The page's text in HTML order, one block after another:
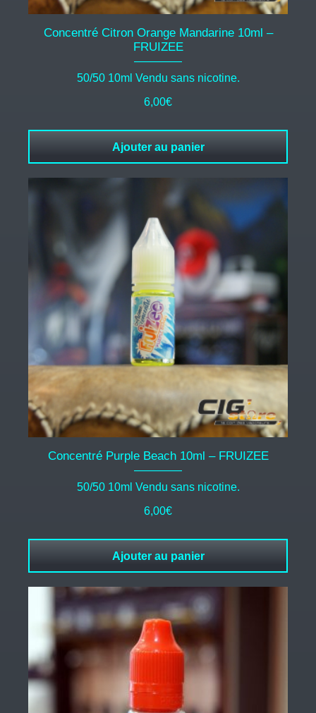
Concentré Citron Orange Mandarine 10ml –
FRUIZEE
50/50 10ml Vendu sans nicotine.
6,00€
Ajouter au panier
Concentré Purple Beach 10ml – FRUIZEE
50/50 10ml Vendu sans nicotine.
6,00€
Ajouter au panier